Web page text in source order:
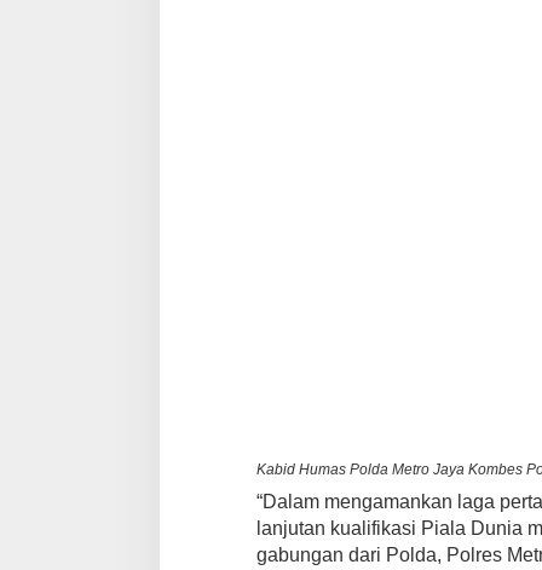
Kabid Humas Polda Metro Jaya Kombes
“Dalam mengamankan laga
lanjutan kualifikasi Piala Dunia
gabungan dari Polda, Polres